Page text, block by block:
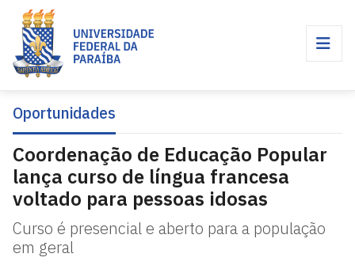
Oportunidades
Coordenação de Educação Popular
lança curso de língua francesa
voltado para pessoas idosas
Curso é presencial e aberto para a população
em geral